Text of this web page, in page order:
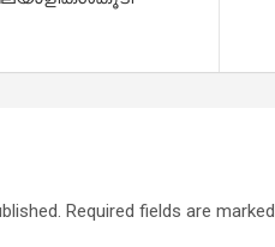
Required fields are marked